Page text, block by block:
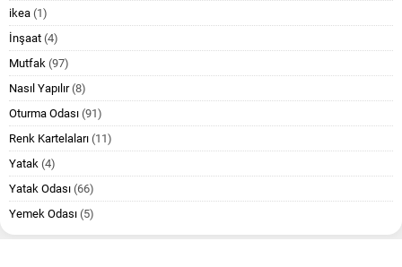
ikea (1)
İnşaat (4)
Mutfak (97)
Nasıl Yapılır(8)
Oturma Odası (91)
Renk Kartelaları (11)
Yatak (4)
Yatak Odası (66)
Yemek Odası (5)